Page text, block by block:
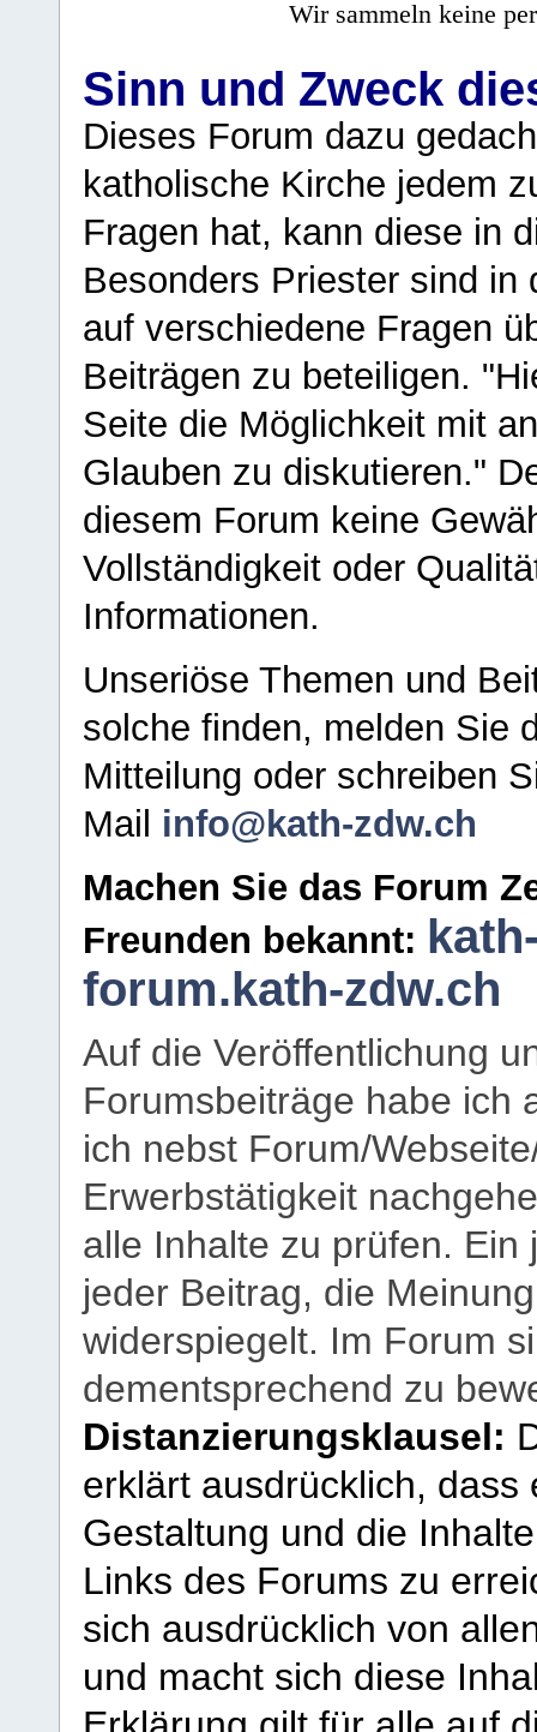
Wir sammeln keine
Sinn und Zweck
Dieses Forum dazu
katholische Kirche jedem
Fragen hat, kann diese in
Besonders Priester sind in
auf verschiedene Fragen
Beiträgen zu beteiligen.
Seite die Möglichkeit mit
Glauben zu diskutieren."
diesem Forum keine
Vollständigkeit oder
Informationen.
Unseriöse Themen und
solche finden, melden Sie
Mitteilung oder schreiben
Mail info@kath-zdw.ch
Machen Sie das Forum
Freunden bekannt:
forum.kath-zdw.ch
Auf die Veröffentlichung
Forumsbeiträge habe ich
ich nebst Forum/
Erwerbstätigkeit
alle Inhalte zu prüfen.
jeder Beitrag, die
widerspiegelt. Im Forum
dementsprechend zu
Distanzierungsklausel:
erklärt ausdrücklich,
Gestaltung und die
Links des Forums zu
sich ausdrücklich von
und macht sich diese